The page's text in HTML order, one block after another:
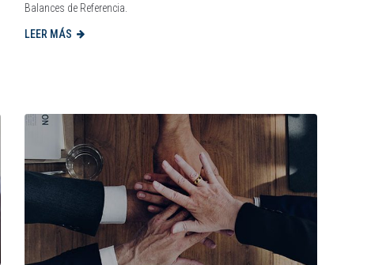
Balances de Referencia.
LEER MÁS